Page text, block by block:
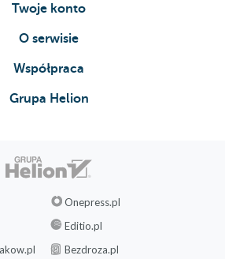
Twoje konto
O serwisie
Współpraca
Grupa Helion
Onepress.pl
Editio.pl
Bezdroza.pl